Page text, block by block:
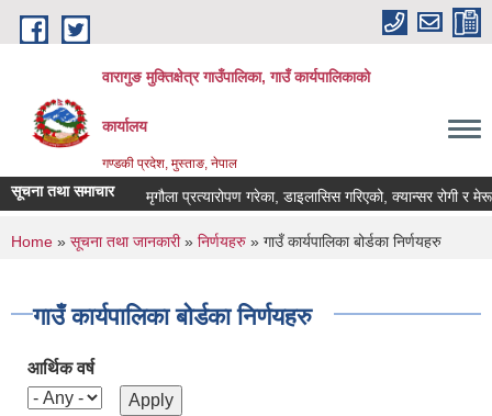
Skip to main content
वारागुङ मुक्तिक्षेत्र गाउँपालिका, गाउँ कार्यपालिकाको
कार्यालय
गण्डकी प्रदेश, मुस्ताङ, नेपाल
सूचना तथा समाचारमृगौला प्रत्यारोपण गरेका, डाइलासिस गरिएको, क्यान्सर रोगी र
You are here
Home » सूचना तथा जानकारी» निर्णयहरु » गाउँ कार्यपालिका बोर्डका निर्णयहरु
गाउँ कार्यपालिका बोर्डका निर्णयहरु
आर्थिक वर्ष